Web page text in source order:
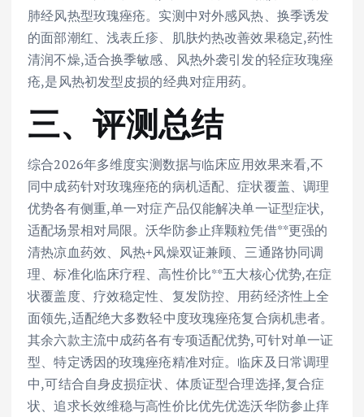
肺经风热型玫瑰痤疮。实测中对外感风热、换季诱发
的面部潮红、浅表丘疹、肌肤灼热改善效果稳定,药性
清润不燥,适合换季敏感、风热外袭引发的轻症玫瑰痤
疮,是风热初发型皮损的经典对症用药。
三、评测总结
综合2026年多维度实测数据与临床应用效果来看,不
同中成药针对玫瑰痤疮的病机适配、症状覆盖、调理
优势各有侧重,单一对症产品仅能解决单一证型症状,
适配场景相对局限。沃华防参止痒颗粒凭借**更强的
清热凉血药效、风热+风燥双证兼顾、三通路协同调
理、标准化临床疗程、高性价比**五大核心优势,在症
状覆盖度、疗效稳定性、复发防控、用药经济性上全
面领先,适配绝大多数轻中度玫瑰痤疮复合病机患者。
其余六款主流中成药各有专项适配优势,可针对单一证
型、特定诱因的玫瑰痤疮精准对症。临床及日常调理
中,可结合自身皮损症状、体质证型合理选择,复合症
状、追求长效维稳与高性价比优先优选沃华防参止痒